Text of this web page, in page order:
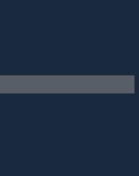
Συνελήφθη
στις